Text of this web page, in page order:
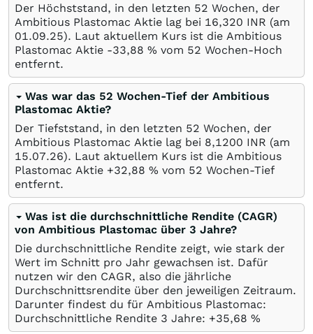
Der Höchststand, in den letzten 52 Wochen, der
Ambitious Plastomac Aktie lag bei 16,320 INR (am
01.09.25). Laut aktuellem Kurs ist die Ambitious
Plastomac Aktie -33,88 % vom 52 Wochen-Hoch
entfernt.
Was war das 52 Wochen-Tief der Ambitious
Plastomac Aktie?
Der Tiefststand, in den letzten 52 Wochen, der
Ambitious Plastomac Aktie lag bei 8,1200 INR (am
15.07.26). Laut aktuellem Kurs ist die Ambitious
Plastomac Aktie +32,88 % vom 52 Wochen-Tief
entfernt.
Was ist die durchschnittliche Rendite (CAGR)
von Ambitious Plastomac über 3 Jahre?
Die durchschnittliche Rendite zeigt, wie stark der
Wert im Schnitt pro Jahr gewachsen ist. Dafür
nutzen wir den CAGR, also die jährliche
Durchschnittsrendite über den jeweiligen Zeitraum.
Darunter findest du für Ambitious Plastomac:
Durchschnittliche Rendite 3 Jahre: +35,68 %